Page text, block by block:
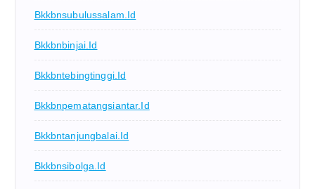
Bkkbnsubulussalam.id
Bkkbnbinjai.id
Bkkbntebingtinggi.id
Bkkbnpematangsiantar.id
Bkkbntanjungbalai.id
Bkkbnsibolga.id